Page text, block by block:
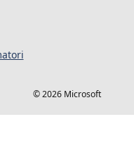
© 2026 Microsoft